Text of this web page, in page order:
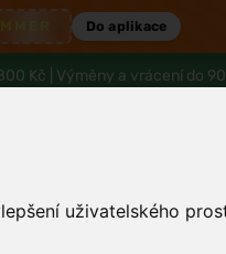
uživatelského
Do aplikace
Kč | Výměny a vrácení do